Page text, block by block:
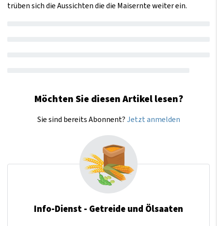
trüben sich die Aussichten die die Maisernte weiter ein.
Möchten Sie diesen Artikel lesen?
Sie sind bereits Abonnent?Jetzt anmelden
Info-Dienst - Getreide und Ölsaaten